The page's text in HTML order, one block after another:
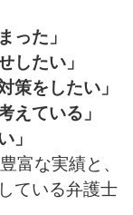
った」
したい」
策をしたい」
えている」
」
富な実績と、
ている弁護士